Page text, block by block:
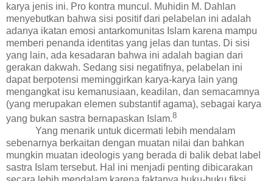
karya jenis ini. Pro kontra muncul. Muhidin M. Dahlan
menyebutkan bahwa sisi positif dari pelabelan ini adalah
adanya ikatan emosi antarkomunitas Islam karena mampu
memberi penanda identitas yang jelas dan tuntas. Di sisi
yang lain, ada kesadaran bahwa ini adalah bagian dari
gerakan dakwah. Sedang sisi negatifnya, pelabelan ini
dapat berpotensi meminggirkan karya-karya lain yang
mengangkat isu kemanusiaan, keadilan, dan semacamnya
(yang merupakan elemen substantif agama), sebagai karya
yang bukan sastra bernapaskan Islam.8
Yang menarik untuk dicermati lebih mendalam
sebenarnya berkaitan dengan muatan nilai dan bahkan
mungkin muatan ideologis yang berada di balik debat label
sastra Islam tersebut. Hal ini menjadi penting dibicarakan